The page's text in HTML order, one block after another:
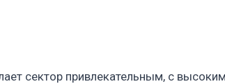
сектор привлекательным, с высоким